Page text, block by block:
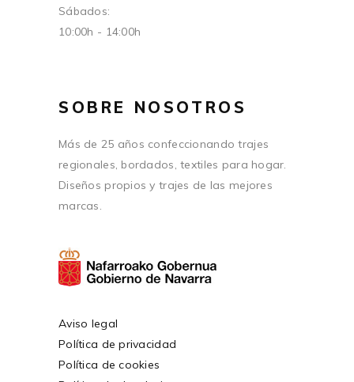
Sábados:
10:00h - 14:00h
SOBRE NOSOTROS
Más de 25 años confeccionando trajes
regionales, bordados, textiles para hogar.
Diseños propios y trajes de las mejores
marcas.
Aviso legal
Política de privacidad
Política de cookies